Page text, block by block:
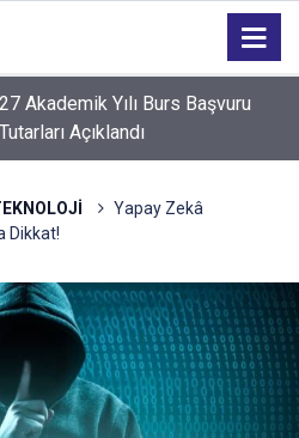
Yılı Burs Başvuru
Açıklandı
Yapay Zekâ
Dikkat!